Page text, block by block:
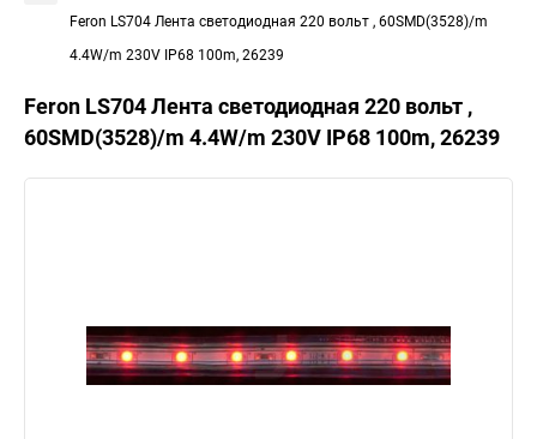
Feron LS704 Лента светодиодная 220 вольт , 60SMD(3528)/m
4.4W/m 230V IP68 100m, 26239
Feron LS704 Лента светодиодная 220 вольт ,
60SMD(3528)/m 4.4W/m 230V IP68 100m, 26239